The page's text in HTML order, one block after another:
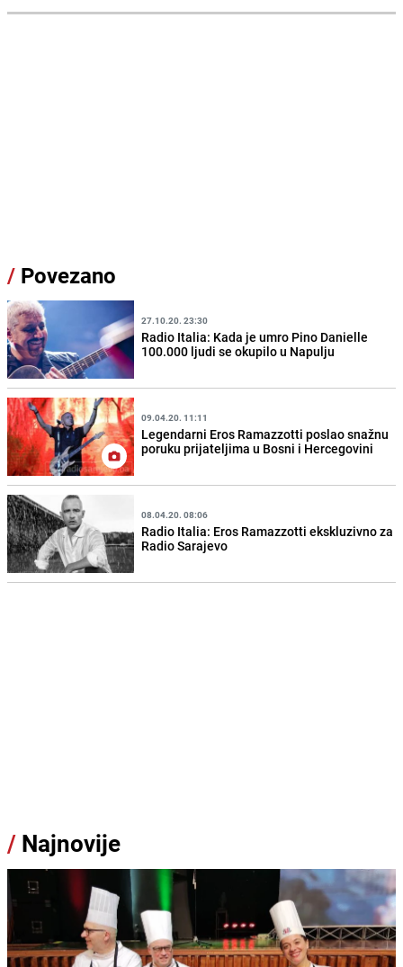
/ Povezano
27.10.20. 23:30
Radio Italia: Kada je umro Pino Danielle
100.000 ljudi se okupilo u Napulju
09.04.20. 11:11
Legendarni Eros Ramazzotti poslao snažnu
poruku prijateljima u Bosni i Hercegovini
08.04.20. 08:06
Radio Italia: Eros Ramazzotti ekskluzivno za
Radio Sarajevo
/ Najnovije